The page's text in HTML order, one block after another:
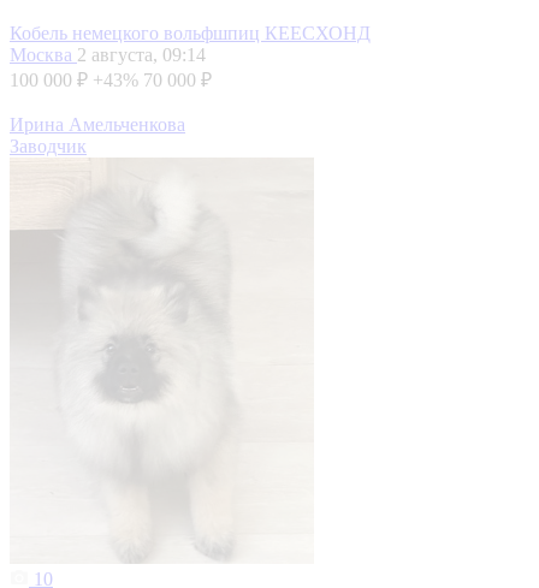
Кобель немецкого вольфшпиц КЕЕСХОНД
Москва 2 августа, 09:14
100 000 ₽ +43% 70 000 ₽
Ирина Амельченкова
Заводчик
10